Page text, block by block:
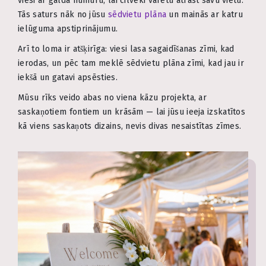
Tās saturs nāk no jūsu sēdvietu plāna un mainās ar katru
ielūguma apstiprinājumu.
Arī to loma ir atšķirīga: viesi lasa sagaidīšanas zīmi, kad
ierodas, un pēc tam meklē sēdvietu plāna zīmi, kad jau ir
iekšā un gatavi apsēsties.
Mūsu rīks veido abas no viena kāzu projekta, ar
saskaņotiem fontiem un krāsām — lai jūsu ieeja izskatītos
kā viens saskaņots dizains, nevis divas nesaistītas zīmes.